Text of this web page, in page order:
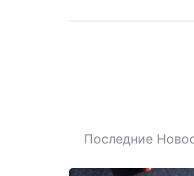
Последние